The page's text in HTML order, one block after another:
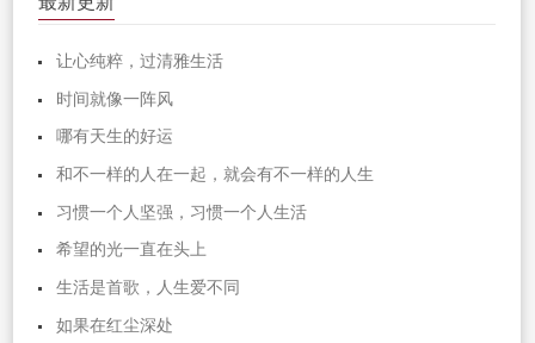
让心纯粹，过清雅生活
时间就像一阵风
哪有天生的好运
和不一样的人在一起，就会有不一样的人生
习惯一个人坚强，习惯一个人生活
希望的光一直在头上
生活是首歌，人生爱不同
如果在红尘深处